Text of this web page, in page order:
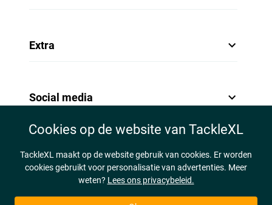
Extra
Social media
Cookies op de website van TackleXL
TackleXL maakt op de website gebruik van cookies. Er worden
cookies gebruikt voor personalisatie van advertenties. Meer
weten? Lees ons privacybeleid.